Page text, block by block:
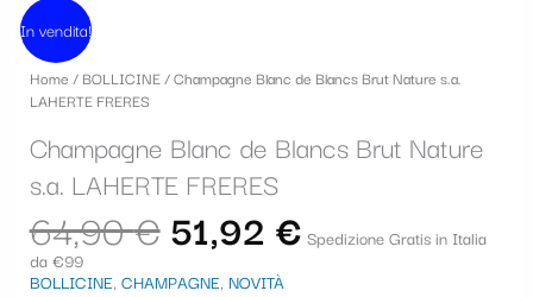
In vendita!
Home / BOLLICINE/ Champagne Blanc de Blancs Brut Nature s.a.
LAHERTE FRERES
Champagne Blanc de Blancs Brut Nature
s.a. LAHERTE FRERES
64,90€
originale
era:64,90 €.
51,92 €
attuale
è:
Spedizione Gratis in Italia
da €99
BOLLICINE, CHAMPAGNE, NOVITÀ
Champagne
Blanc
de
Blancs
Brut
s.a.
LAHERTE
FRERES
quantità
z
i
o
n
a